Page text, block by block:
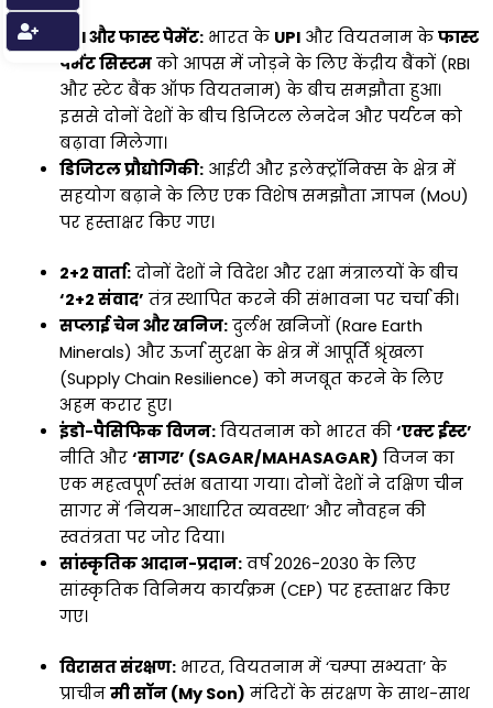
UPI और फास्ट पेमेंट:भारत के UPIऔर वियतनाम के फास्ट
पेमेंट सिस्टमको आपस में जोड़ने के लिए केंद्रीय बैंकों (RBI
और स्टेट बैंक ऑफ वियतनाम) के बीच समझौता हुआ।
इससे दोनों देशों के बीच डिजिटल लेनदेन और पर्यटन को
बढ़ावा मिलेगा।
डिजिटल प्रौद्योगिकी:आईटी और इलेक्ट्रॉनिक्स के क्षेत्र में
सहयोग बढ़ाने के लिए एक विशेष समझौता ज्ञापन (MoU)
पर हस्ताक्षर किए गए।
2+2 वार्ता:दोनों देशों ने विदेश और रक्षा मंत्रालयों के बीच
‘2+2 संवाद’ तंत्र स्थापित करने की संभावना पर चर्चा की।
सप्लाई चेन और खनिज:दुर्लभ खनिजों (Rare Earth
Minerals) और ऊर्जा सुरक्षा के क्षेत्र में आपूर्ति श्रृंखला
(Supply Chain Resilience) को मजबूत करने के लिए
अहम करार हुए।
इंडो-पैसिफिक विजन:वियतनाम को भारत की ‘एक्ट ईस्ट’
नीति और ‘सागर’ (SAGAR/MAHASAGAR) विजन का
एक महत्वपूर्ण स्तंभ बताया गया। दोनों देशों ने दक्षिण चीन
सागर में ‘नियम-आधारित व्यवस्था’ और नौवहन की
स्वतंत्रता पर जोर दिया।
सांस्कृतिक आदान-प्रदान:वर्ष 2026-2030 के लिए
सांस्कृतिक विनिमय कार्यक्रम (CEP) पर हस्ताक्षर किए
गए।
विरासत संरक्षण:भारत, वियतनाम में ‘चम्पा सभ्यता’ के
प्राचीन मी सॉन (My Son) मंदिरों के संरक्षण के साथ-साथ